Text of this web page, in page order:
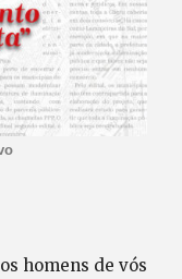
homens de vós